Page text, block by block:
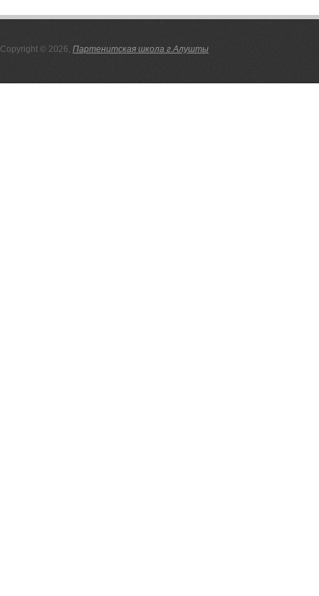
Copyright © 2026, Партенитская школа г.Алушты